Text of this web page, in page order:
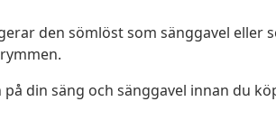
den sömlöst som sänggavel eller
din säng och sänggavel innan du